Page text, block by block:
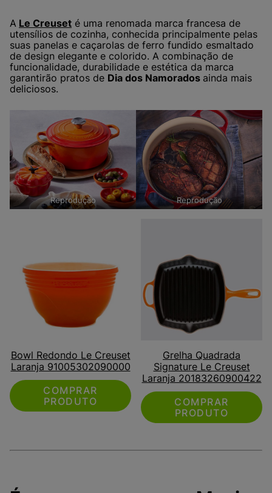
A Le Creuset é uma renomada marca francesa de
utensílios de cozinha, conhecida principalmente pelas
suas panelas e caçarolas de ferro fundido esmaltado
de design elegante e colorido. A combinação de
funcionalidade, durabilidade e estética da marca
garantirão pratos de Dia dos Namorados ainda mais
deliciosos.
Reprodução Reprodução
Bowl Redondo Le Creuset
Laranja 91005302090000
COMPRAR
PRODUTO
Grelha Quadrada
Signature Le Creuset
Laranja 20183260900422
COMPRAR
PRODUTO